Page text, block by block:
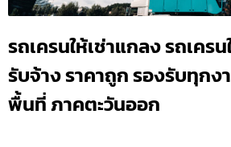
รถเครนให้เช่าแกลง รถเครน
รับจ้าง ราคาถูก รองรับทุกง
พื้นที่ ภาคตะวันออก